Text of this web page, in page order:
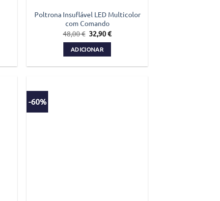
Poltrona Insuflável LED Multicolor
com Comando
48,00€ O
preço
original
era:
32,90€O
ADICIONAR
-60%